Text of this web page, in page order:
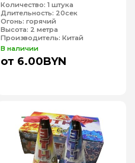
Количество: 1 штука
Длительность: 20сек
Огонь: горячий
Высота: 2 метра
Производитель: Китай
В наличии
от 6.00BYN